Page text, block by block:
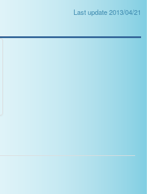
Last update 2013/04/21